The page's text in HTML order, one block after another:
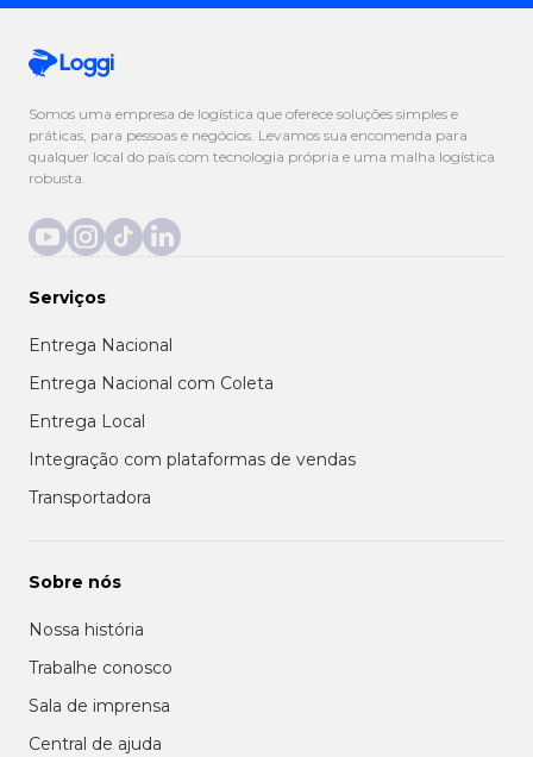
Somos uma empresa de logística que oferece soluções simples e
práticas, para pessoas e negócios. Levamos sua encomenda para
qualquer local do país com tecnologia própria e uma malha logística
robusta.
Serviços
Entrega Nacional
Entrega Nacional com Coleta
Entrega Local
Integração com plataformas de vendas
Transportadora
Sobre nós
Nossa história
Trabalhe conosco
Sala de imprensa
Central de ajuda